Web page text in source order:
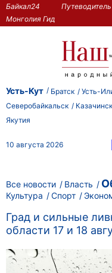
Байкал24
Монголия Гид
Усть-Кут Братск Усть-
Северобайкальск
Якутия
10 августа 2026
Все новости Власть
Культура
Спорт
Град и сильные
области 17 и 18